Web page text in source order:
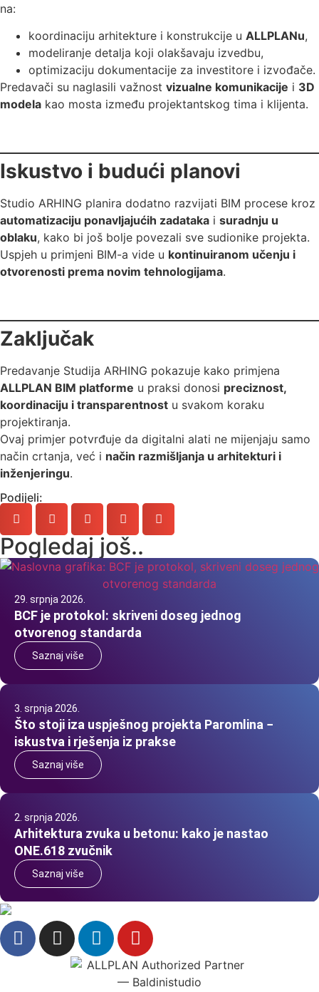
na:
koordinaciju arhitekture i konstrukcije u ALLPLANu,
modeliranje detalja koji olakšavaju izvedbu,
optimizaciju dokumentacije za investitore i izvođače.
Predavači su naglasili važnost vizualne komunikacije i 3D
modela kao mosta između projektantskog tima i klijenta.
Iskustvo i budući planovi
Studio ARHING planira dodatno razvijati BIM procese kroz
automatizaciju ponavljajućih zadataka i suradnju u
oblaku, kako bi još bolje povezali sve sudionike projekta.
Uspjeh u primjeni BIM-a vide u kontinuiranom učenju i
otvorenosti prema novim tehnologijama.
Zaključak
Predavanje Studija ARHING pokazuje kako primjena
ALLPLAN BIM platforme u praksi donosi preciznost,
koordinaciju i transparentnost u svakom koraku
projektiranja.
Ovaj primjer potvrđuje da digitalni alati ne mijenjaju samo
način crtanja, već i način razmišljanja u arhitekturi i
inženjeringu.
Podijeli:
Pogledaj još..
29. srpnja 2026.
BCF je protokol: skriveni doseg jednog
otvorenog standarda
Saznaj više
3. srpnja 2026.
Što stoji iza uspješnog projekta Paromlina −
iskustva i rješenja iz prakse
Saznaj više
2. srpnja 2026.
Arhitektura zvuka u betonu: kako je nastao
ONE.618 zvučnik
Saznaj više